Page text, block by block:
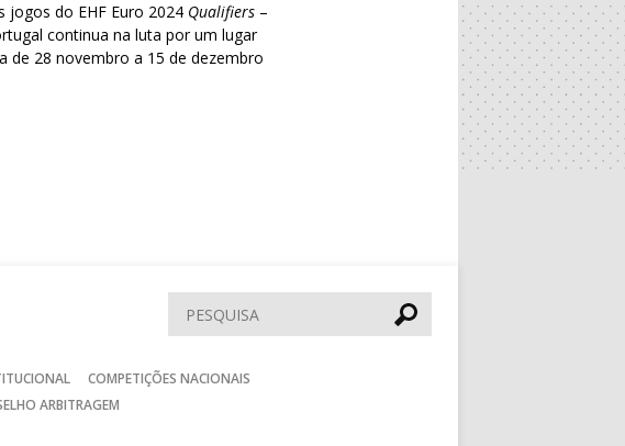
jogos do EHF Euro 2024 Qualifiers –
continua na luta por um lugar
de 28 novembro a 15 de dezembro
Pesquisar
COMPETIÇÕES NACIONAIS
ARBITRAGEM